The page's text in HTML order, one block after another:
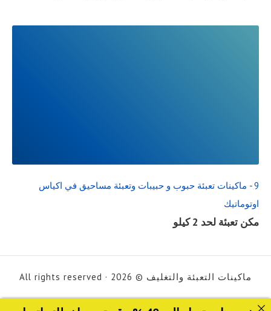
9 - ماكينات تعبئة حبوب و حبيبات وتعبئة مساحيق في اكياس
اوتوماتيك
مكن تعبئة لحد 2 كيلو
ماكينات التعبئة والتغليف © 2026 · All rights reserved